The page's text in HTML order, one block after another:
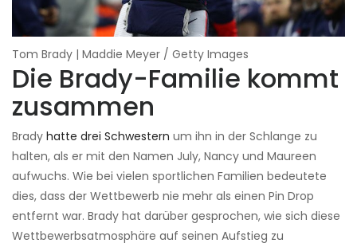
Tom Brady | Maddie Meyer / Getty Images
Die Brady-Familie kommt
zusammen
Brady hatte drei Schwestern um ihn in der Schlange zu
halten, als er mit den Namen July, Nancy und Maureen
aufwuchs. Wie bei vielen sportlichen Familien bedeutete
dies, dass der Wettbewerb nie mehr als einen Pin Drop
entfernt war. Brady hat darüber gesprochen, wie sich diese
Wettbewerbsatmosphäre auf seinen Aufstieg zu